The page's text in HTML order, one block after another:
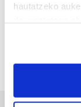
hautatzeko
If you allow, we
Collect
MEMORIA
azkeneko